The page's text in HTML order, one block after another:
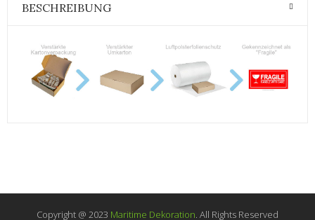
BESCHREIBUNG
Copyright @ 2023 Maritime Dekoration. All Rights Reserved